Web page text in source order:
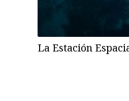
La Estación